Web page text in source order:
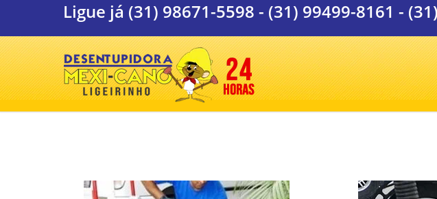
Ligue já (31) 98671-5598 - (31) 99499-8161 -